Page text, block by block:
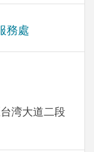
務處
湾大道二段